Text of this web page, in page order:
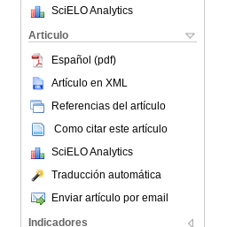
SciELO Analytics
Articulo
Español (pdf)
Artículo en XML
Referencias del artículo
Como citar este artículo
SciELO Analytics
Traducción automática
Enviar artículo por email
Indicadores